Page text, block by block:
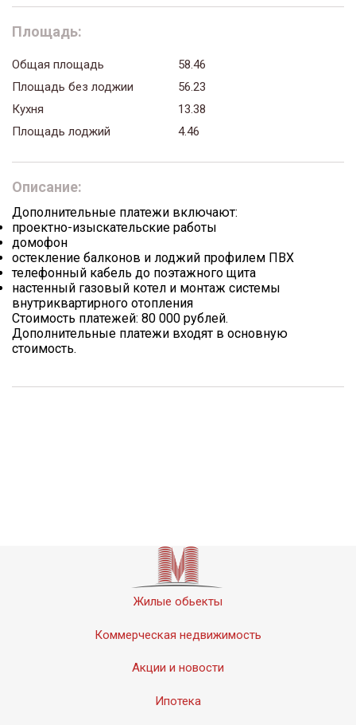
Площадь:
Общая площадь
58.46
Площадь без лоджии
56.23
Кухня
13.38
Площадь лоджий
4.46
Описание:
Дополнительные платежи включают:
проектно-изыскательские работы
домофон
остекление балконов и лоджий профилем ПВХ
телефонный кабель до поэтажного щита
настенный газовый котел и монтаж системы
внутриквартирного отопления
Стоимость платежей: 80 000 рублей.
Дополнительные платежи входят в основную
стоимость.
Жилые обьекты
Коммерческая недвижимость
Акции и новости
Ипотека